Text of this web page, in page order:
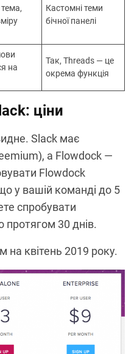
Кастомні теми
бічної панелі
на
Так, Threads — це
окрема функція
ціни
Slack має
а Flowdock —
Flowdock
у вашій команді до 5
спробувати
протягом 30 днів.
на квітень 2019 року.